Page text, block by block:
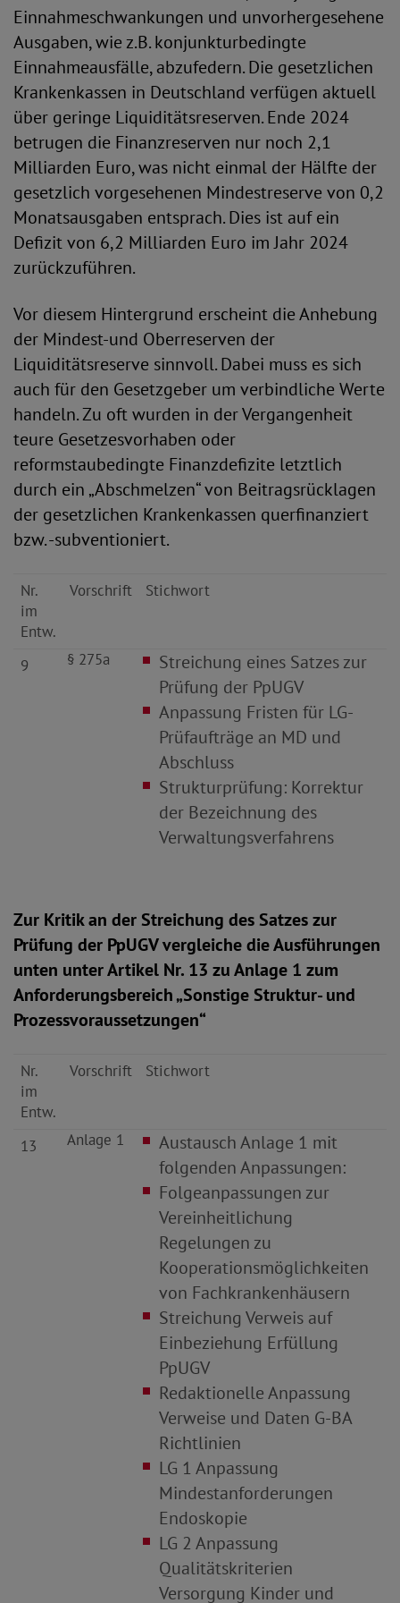
Einnahmeschwankungen und unvorhergesehene
Ausgaben, wie z.B. konjunkturbedingte
Einnahmeausfälle, abzufedern. Die gesetzlichen
Krankenkassen in Deutschland verfügen aktuell
über geringe Liquiditätsreserven. Ende 2024
betrugen die Finanzreserven nur noch 2,1
Milliarden Euro, was nicht einmal der Hälfte der
gesetzlich vorgesehenen Mindestreserve von 0,2
Monatsausgaben entsprach. Dies ist auf ein
Defizit von 6,2 Milliarden Euro im Jahr 2024
zurückzuführen.
Vor diesem Hintergrund erscheint die Anhebung
der Mindest-und Oberreserven der
Liquiditätsreserve sinnvoll. Dabei muss es sich
auch für den Gesetzgeber um verbindliche Werte
handeln. Zu oft wurden in der Vergangenheit
teure Gesetzesvorhaben oder
reformstaubedingte Finanzdefizite letztlich
durch ein „Abschmelzen“ von Beitragsrücklagen
der gesetzlichen Krankenkassen querfinanziert
bzw. -subventioniert.
Nr.
im
Entw.
Vorschrift Stichwort
9 § 275a
Streichung eines Satzes zur
Prüfung der PpUGV
Anpassung Fristen für LG-
Prüfaufträge an MD und
Abschluss
Strukturprüfung: Korrektur
der Bezeichnung des
Verwaltungsverfahrens
Zur Kritik an der Streichung des Satzes zur
Prüfung der PpUGV vergleiche die Ausführungen
unten unter Artikel Nr. 13 zu Anlage 1 zum
Anforderungsbereich „Sonstige Struktur- und
Prozessvoraussetzungen“
Nr.
im
Entw.
Vorschrift Stichwort
13 Anlage 1
Austausch Anlage 1 mit
folgenden Anpassungen:
Folgeanpassungen zur
Vereinheitlichung
Regelungen zu
Kooperationsmöglichkeiten
von Fachkrankenhäusern
Streichung Verweis auf
Einbeziehung Erfüllung
PpUGV
Redaktionelle Anpassung
Verweise und Daten G-BA
Richtlinien
LG 1 Anpassung
Mindestanforderungen
Endoskopie
LG 2 Anpassung
Qualitätskriterien
Versorgung Kinder und